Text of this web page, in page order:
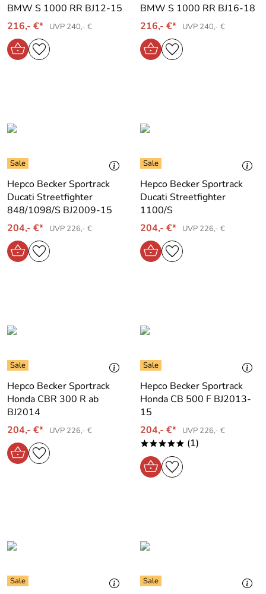
BMW S 1000 RR BJ12-15
216,- €*
UVP 240,- €
BMW S 1000 RR BJ16-18
216,- €*
UVP 240,- €
Hepco Becker Sportrack
Ducati Streetfighter
848/1098/S BJ2009-15
204,- €*
UVP 226,- €
Hepco Becker Sportrack
Ducati Streetfighter
1100/S
204,- €*
UVP 226,- €
Hepco Becker Sportrack
Honda CBR 300 R ab
BJ2014
204,- €*
UVP 226,- €
Hepco Becker Sportrack
Honda CB 500 F BJ2013-
15
204,- €*
UVP 226,- €
***** (1)